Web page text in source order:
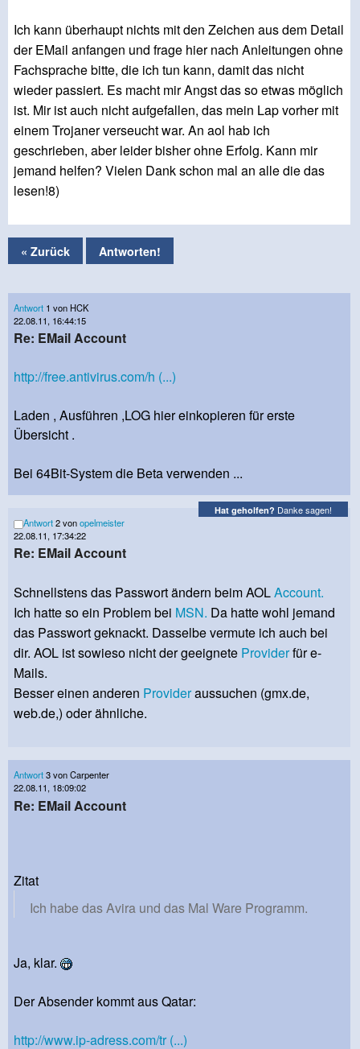
Ich kann überhaupt nichts mit den Zeichen aus dem Detail
der EMail anfangen und frage hier nach Anleitungen ohne
Fachsprache bitte, die ich tun kann, damit das nicht
wieder passiert. Es macht mir Angst das so etwas möglich
ist. Mir ist auch nicht aufgefallen, das mein Lap vorher mit
einem Trojaner verseucht war. An aol hab ich
geschrieben, aber leider bisher ohne Erfolg. Kann mir
jemand helfen? Vielen Dank schon mal an alle die das
lesen!8)
« Zurück Antworten!
Antwort 1 von HCK
22.08.11, 16:44:15
Re: EMail Account
http://free.antivirus.com/h (...)
Laden , Ausführen ,LOG hier einkopieren für erste
Übersicht .
Bei 64Bit-System die Beta verwenden ...
Hat geholfen? Danke sagen!
Antwort2 vonopelmeister
22.08.11, 17:34:22
Re: EMail Account
Schnellstens das Passwort ändern beim AOLAccount.
Ich hatte so ein Problem bei MSN. Da hatte wohl jemand
das Passwort geknackt. Dasselbe vermute ich auch bei
dir. AOL ist sowieso nicht der geeignete Providerfür e-
Mails.
Besser einen anderen Provideraussuchen (gmx.de,
web.de,) oder ähnliche.
Antwort3 von Carpenter
22.08.11, 18:09:02
Re: EMail Account
Zitat
Ich habe das Avira und das Mal Ware Programm.
Ja, klar.
Der Absender kommt aus Qatar:
http://www.ip-adress.com/tr (...)